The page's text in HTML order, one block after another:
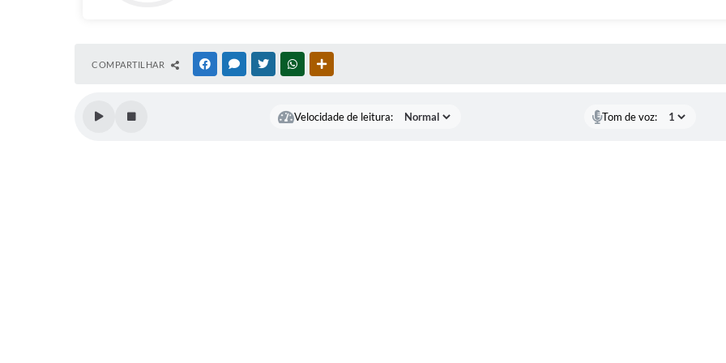
COMPARTILHAR FACEBOOKMESSENGER
TWITTERWHATSAPP
Velocidade de leitura: Tom de voz: